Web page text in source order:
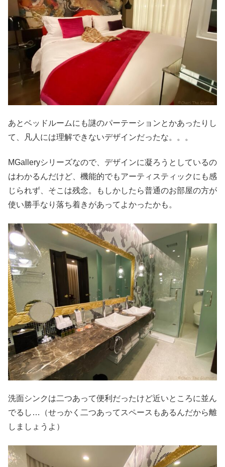
あとベッドルームにも謎のパーテーションとかあったりし
て、凡人には理解できないデザインだったな。。。
MGalleryシリーズなので、デザインに凝ろうとしているの
はわかるんだけど、機能的でもアーティスティックにも感
じられず、そこは残念。もしかしたら普通のお部屋の方が
使い勝手なり落ち着きがあってよかったかも。
洗面シンクは二つあって便利だったけど近いところに並ん
でるし…（せっかく二つあってスペースもあるんだから離
しましょうよ）